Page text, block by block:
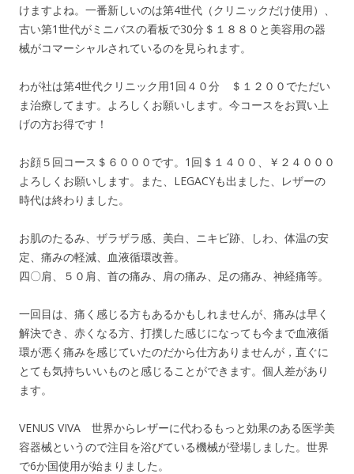
けますよね。一番新しいのは第4世代（クリニックだけ使用）、
古い第1世代がミニバスの看板で30分＄１８８０と美容用の器
械がコマーシャルされているのを見られます。
わが社は第4世代クリニック用1回４０分 ＄１２００でただい
ま治療してます。よろしくお願いします。今コースをお買い上
げの方お得です！
お顔５回コース＄６０００です。1回＄１４００、￥２４０００
よろしくお願いします。また、LEGACYも出ました、レザーの
時代は終わりました。
お肌のたるみ、ザラザラ感、美白、ニキビ跡、しわ、体温の安
定、痛みの軽減、血液循環改善。
四〇肩、５０肩、首の痛み、肩の痛み、足の痛み、神経痛等。
一回目は、痛く感じる方もあるかもしれませんが、痛みは早く
解決でき、赤くなる方、打撲した感じになっても今まで血液循
環が悪く痛みを感じていたのだから仕方ありませんが，直ぐに
とても気持ちいいものと感じることができます。個人差があり
ます。
VENUS VIVA 世界からレザーに代わるもっと効果のある医学美
容器械というので注目を浴びている機械が登場しました。世界
で6か国使用が始まりました。